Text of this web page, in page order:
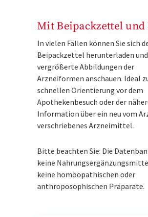
Mit Beipackzettel und
In vielen Fällen können Sie sich
Beipackzettel herunterladen und
vergrößerte Abbildungen der
Arzneiformen anschauen. Ideal
schnellen Orientierung vor dem
Apothekenbesuch oder der
Information über ein neu vom
verschriebenes Arzneimittel.
Bitte beachten Sie: Die
keine
keine homöopathischen oder
anthroposophischen Präparate.